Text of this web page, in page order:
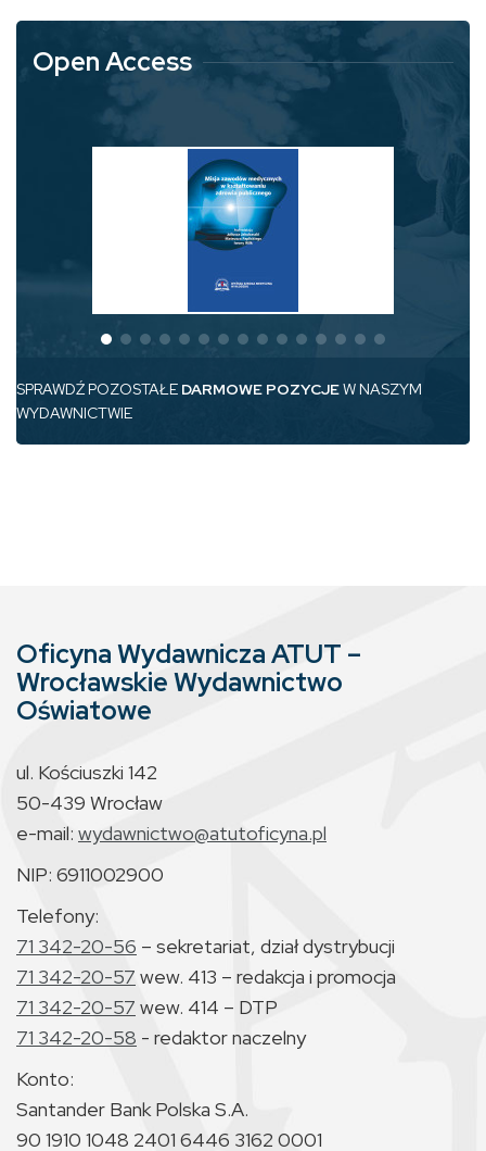
Open Access
SPRAWDŹ POZOSTAŁE DARMOWE POZYCJEW NASZYM
WYDAWNICTWIE
Oficyna Wydawnicza ATUT –
Wrocławskie Wydawnictwo
Oświatowe
ul. Kościuszki 142
50-439 Wrocław
e-mail: wydawnictwo@atutoficyna.pl
NIP: 6911002900
Telefony:
71 342-20-56 – sekretariat, dział dystrybucji
71 342-20-57 wew. 413 – redakcja i promocja
71 342-20-57 wew. 414 – DTP
71 342-20-58 - redaktor naczelny
Konto:
Santander Bank Polska S.A.
90 1910 1048 2401 6446 3162 0001